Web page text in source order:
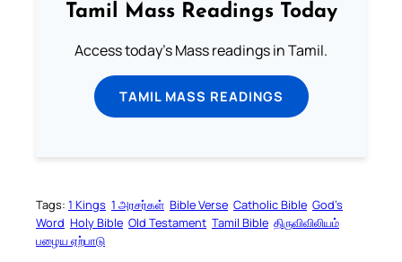
Tamil Mass Readings Today
Access today's Mass readings in Tamil.
TAMIL MASS READINGS
Tags: 1 Kings 1 அரசர்கள் Bible Verse Catholic Bible God’s
Word Holy Bible Old Testament Tamil Bible திருவிவிலியம்
பழைய ஏற்பாடு